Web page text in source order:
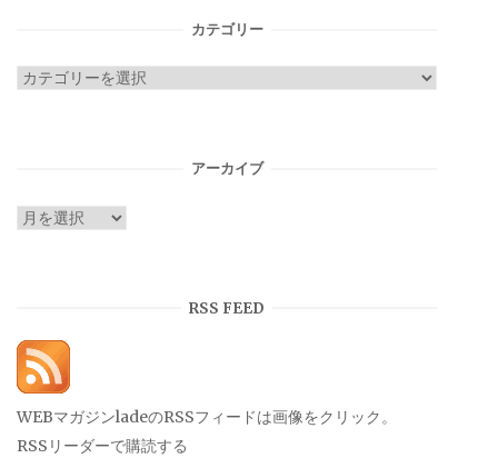
カテゴリー
カ
アーカイブ
ア
RSS FEED
WEBマガジンladeのRSSフィードは画像をクリック。
RSSリーダーで購読する